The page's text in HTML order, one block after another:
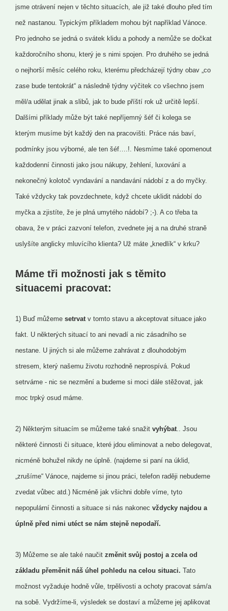
jsme otrávení nejen v těchto situacích, ale již také dlouho před tím
než nastanou. Typickým příkladem mohou být například Vánoce.
Pro jednoho se jedná o svátek klidu a pohody a nemůže se dočkat
každoročního shonu , který je s nimi spojen. Pro druhého se jedná
o nejhorší měsíc celého roku, kterému předcházejí týdny obav „co
zase bude tentokrát“ a následně týdny výčitek co všechno jsem
měl/a udělat jinak a slibů, jak to bude příští rok už určitě lepší.
Dalšími příklady může být také nepříjemný šéf či kolega se
kterým musíme být každý den na pracovišti. Práce nás baví,
podmínky jsou výborné, ale ten šéf….!. Nesmíme také opomenout
každodenní činnosti jako jsou nákupy, žehlení, luxování a
nekonečný kolotoč vyndavání a nandavání nádobí z a do myčky.
Také vždycky tak povzdechnete, když chcete uklidit nádobí do
myčka a zjistíte, že je plná umytého nádobí? ;-). A co třeba ta
obava, že v práci zazvoní telefon, zvednete jej a na druhé straně
uslyšíte anglicky mluvícího klienta? Už máte „knedlík“ v krku?
Máme tři možnosti jak s těmito
situacemi pracovat:
1) Buď můžeme setrvat v tomto stavu a akceptovat situace jako
fakt. U některých situací to ani nevadí a nic zásadního se
nestane. U jiných si ale můžeme zahrávat z dlouhodobým
stresem, který našemu životu rozhodně neprospívá. Pokud
setrváme - nic se nezmění a budeme si moci dále stěžovat, jak
moc trpký osud máme.
2) Některým situacím se můžeme také snažit vyhýbat .. Jsou
některé činnosti či situace, které jdou eliminovat a nebo delegovat,
nicméně bohužel nikdy ne úplně. (najdeme si paní na úklid,
„zrušíme“ Vánoce, najdeme si jinou práci, telefon raději nebudeme
zvedat vůbec atd.) Nicméně jak všichni dobře víme, tyto
nepopulární činnosti a situace si nás nakonec vždycky najdou a
úplně před nimi utéct se nám stejně nepodaří.
3) Můžeme se ale také naučit změnit svůj postoj a zcela od
základu přeměnit náš úhel pohledu na celou situaci. Tato
možnost vyžaduje hodně vůle, trpělivosti a ochoty pracovat sám/a
na sobě. Vydržíme-li, výsledek se dostaví a můžeme jej aplikovat